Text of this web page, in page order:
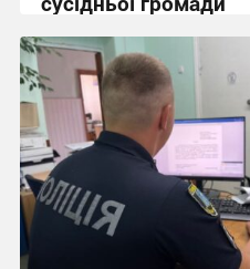
12:46 вчора